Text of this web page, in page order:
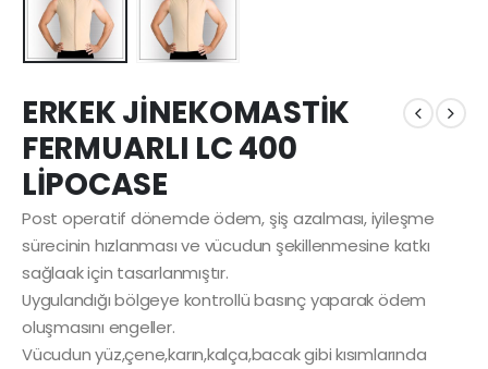
ERKEK JİNEKOMASTİK
FERMUARLI LC 400
LİPOCASE
Post operatif dönemde ödem, şiş azalması, iyileşme
sürecinin hızlanması ve vücudun şekillenmesine katkı
sağlaak için tasarlanmıştır.
Uygulandığı bölgeye kontrollü basınç yaparak ödem
oluşmasını engeller.
Vücudun yüz,çene,karın,kalça,bacak gibi kısımlarında